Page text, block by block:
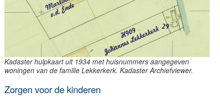
Kadaster hulpkaart uit 1934 met huisnummers aangegeven
woningen van de familie Lekkerkerk. Kadaster Archiefviewer.
Zorgen voor de kinderen